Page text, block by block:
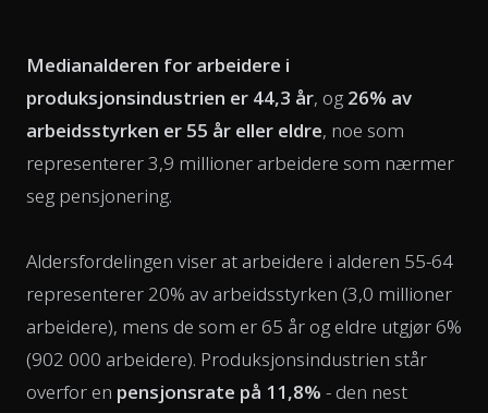
Medianalderen for arbeidere i
produksjonsindustrien er 44,3 år, og 26% av
arbeidsstyrken er 55 år eller eldre, noe som
representerer 3,9 millioner arbeidere som nærmer
seg pensjonering.
Aldersfordelingen viser at arbeidere i alderen 55-64
representerer 20% av arbeidsstyrken (3,0 millioner
arbeidere), mens de som er 65 år og eldre utgjør 6%
(902 000 arbeidere). Produksjonsindustrien står
overfor en pensjonsrate på 11,8% - den nest